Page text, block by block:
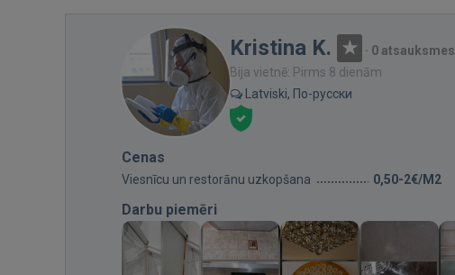
Kristina K. · 0 atsauksmes
Bija vietnē: Pirms 8 dienām
Latviski, По-русски
Cenas
Viesnīcu un restorānu uzkopšana 0,50-2€/M2
Darbu piemēri